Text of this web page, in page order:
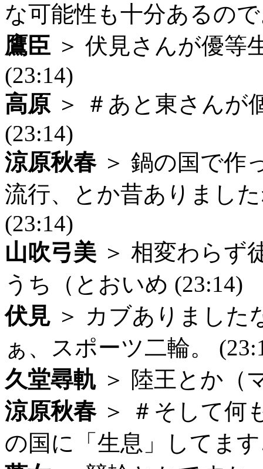
な可能性も十分あるの
鷹臣 ＞ 伏見さんが優
(23:14)
高原 ＞ ＃あと東さんが
(23:14)
涼原秋春＞ 鍋の国で作
流行、とか昔ありまし
(23:14)
山吹弓美 ＞ 相変わらず
うち（とおいめ (23:14)
伏見 ＞ カブありました
ぁ、スポーツ二輪。
久堂尋軌 ＞ 陸王とか（
涼原秋春＞ ＃そして何
の国に「生息」してま